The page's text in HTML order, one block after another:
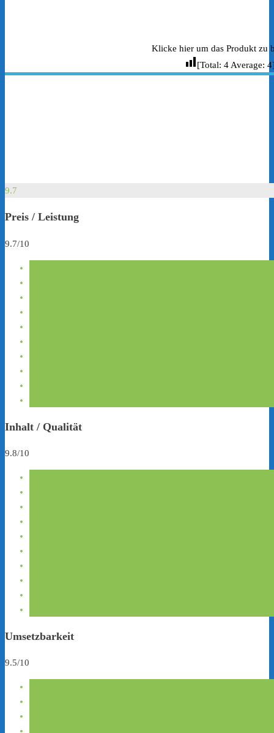
Klicke hier um das Produkt zu
[Total: 4Average: 4
9.7
Preis / Leistung
9.7/10
Inhalt / Qualität
9.8/10
Umsetzbarkeit
9.5/10